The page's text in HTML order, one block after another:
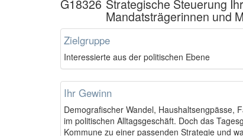
G18326 Strategische Steuerung
Mandatsträgerinnen und
Zielgruppe
Interessierte aus der politischen Ebene
Ihr Gewinn
Demografischer Wandel, Haushaltsengpässe,
im politischen Alltagsgeschäft. Doch das
Kommune zu einer passenden Strategie und